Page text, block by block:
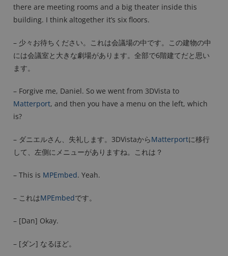
there are meeting rooms and a big theater inside this
building. I think altogether it’s six floors.
– 少々お待ちください。これは会議場の中です。この建物の中
には会議室と大きな劇場があります。全部で6階建てだと思い
ます。
– Forgive me, Daniel. So we went from 3DVista to
Matterport, and then you have a menu on the left, which
is?
– ダニエルさん、失礼します。3DVistaからMatterportに移行
して、左側にメニューがありますね。これは？
– This is MPEmbed. Yeah.
– これはMPEmbedです。
– [Dan] Okay.
– [ダン] なるほど。